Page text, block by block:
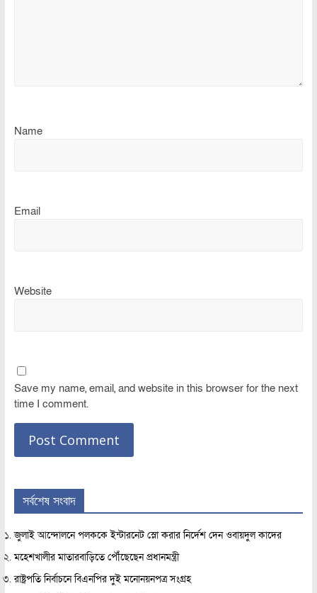
Name
Email
Website
Save my name, email, and website in this browser for the next
time I comment.
সর্বশেষ সংবাদ
জুলাই আন্দোলনে পলককে ইন্টারনেট স্লো করার নির্দেশ দেন ওবায়দুল কাদের
মহেশখালীর মাতারবাড়িতে পৌঁছেছেন প্রধানমন্ত্রী
রাষ্ট্রপতি নির্বাচনে বিএনপির দুই মনোনয়নপত্র সংগ্রহ